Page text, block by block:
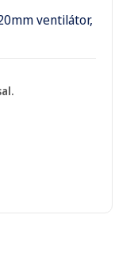
ventilátor,